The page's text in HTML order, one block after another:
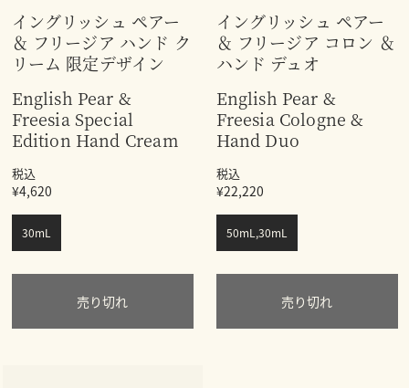
イングリッシュ ペアー
＆ フリージア ハンド ク
リーム 限定デザイン
English Pear &
Freesia Special
Edition Hand Cream
税込
¥4,620
30mL
売り切れ
イングリッシュ ペアー
＆ フリージア コロン ＆
ハンド デュオ
English Pear &
Freesia Cologne &
Hand Duo
税込
¥22,220
50mL,30mL
売り切れ